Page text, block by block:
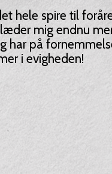
hele spire til
mig endnu
har på
i evigheden!